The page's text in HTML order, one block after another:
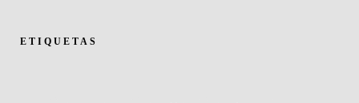
ETIQUETAS